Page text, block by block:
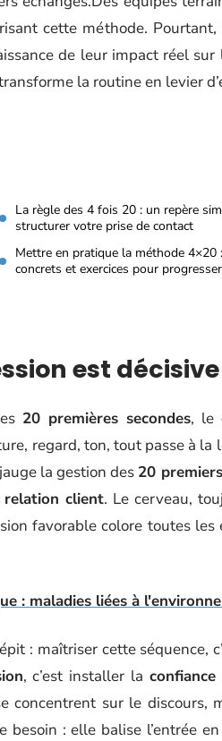
cette méthode. Pourtant,
de leur impact réel
la routine en levier
La règle des 4 fois 20 : un repère
structurer votre prise de contact
Mettre en pratique la méthode 4×20
concrets et exercices pour progresser
est
20 premières secondes, le
regard, ton, tout passe à la
la gestion des 20
relation client. Le cerveau,
favorable colore toutes les
: maladies liées à
: maîtriser cette séquence,
, c’est installer laconfiance
concentrent sur le discours,
besoin : elle balise l’entrée